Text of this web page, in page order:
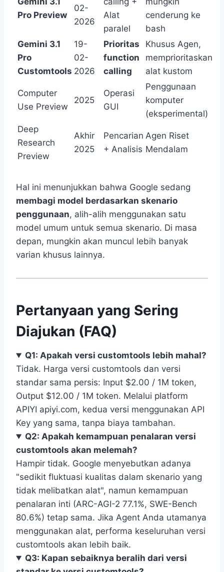
Pro Preview
02-
2026
Alat
paralel
cenderung ke
bash
Gemini 3.1
Pro
Customtools
19-
02-
2026
Prioritas
function
calling
Khusus Agen,
memprioritaskan
alat kustom
Computer
Use Preview
2025
Operasi
GUI
Penggunaan
komputer
(eksperimental)
Deep
Research
Preview
Akhir
2025
Pencarian
+ Analisis
Agen Riset
Mendalam
Hal ini menunjukkan bahwa Google sedang
membagi model berdasarkan skenario
penggunaan, alih-alih menggunakan satu
model umum untuk semua skenario. Di masa
depan, mungkin akan muncul lebih banyak
varian khusus lainnya.
Pertanyaan yang Sering
Diajukan (FAQ)
Q1: Apakah versi customtools lebih mahal?
Tidak. Harga versi customtools dan versi
standar sama persis: Input $2.00 / 1M token,
Output $12.00 / 1M token. Melalui platform
APIYI apiyi.com, kedua versi menggunakan API
Key yang sama, tanpa biaya tambahan.
Q2: Apakah kemampuan penalaran versi
customtools akan melemah?
Hampir tidak. Google menyebutkan adanya
"sedikit fluktuasi kualitas dalam skenario yang
tidak melibatkan alat", namun kemampuan
penalaran inti (ARC-AGI-2 77.1%, SWE-Bench
80.6%) tetap sama. Jika Agent Anda utamanya
menggunakan alat, performa keseluruhan versi
customtools akan lebih baik.
Q3: Kapan sebaiknya beralih dari versi